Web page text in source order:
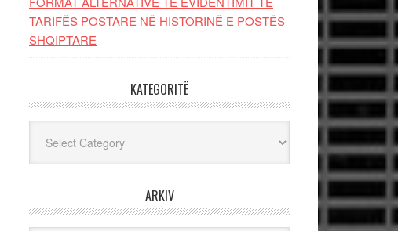
TARIFËS POSTARE NË HISTORINË E POSTËS
SHQIPTARE
KATEGORITË
ARKIV